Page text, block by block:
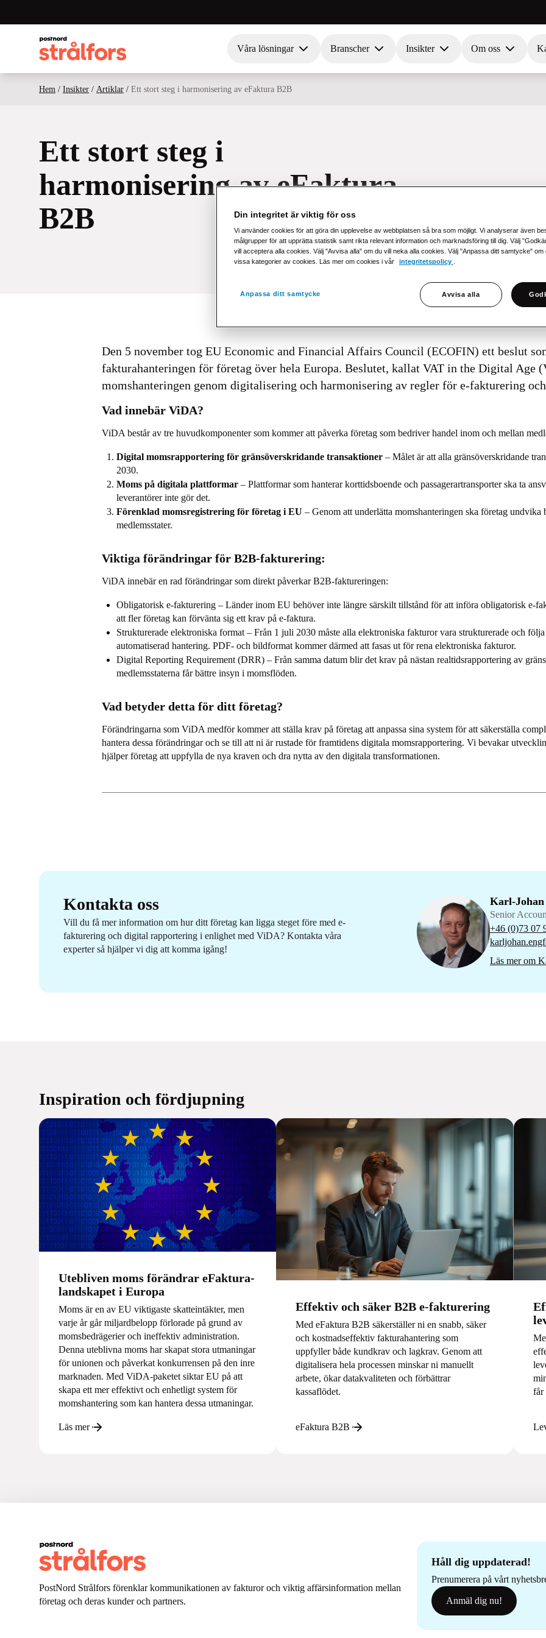
Våra lösningar Branscher Insikter Om oss
Hem / Insikter / Artiklar / Ett stort steg i harmonisering av eFaktura B2B
Ett stort steg i
harmonisering av eFaktura
B2B
Den 5 november tog EU Economic and Financial Affairs Council (ECOFIN) ett beslut
fakturahanteringen för företag över hela Europa. Beslutet, kallat VAT in the Digital
momshanteringen genom digitalisering och harmonisering av regler för e-fakturering
Vad innebär ViDA?
ViDA består av tre huvudkomponenter som kommer att påverka företag som bedriver handel inom och mellan
Digital momsrapportering för gränsöverskridande transaktioner– Målet är att alla gränsöverskridande
2030.
Moms på digitala plattformar – Plattformar som hanterar korttidsboende och passagerartransporter ska ta
leverantörer inte gör det.
Förenklad momsregistrering för företag i EU – Genom att underlätta momshanteringen ska företag
medlemsstater.
Viktiga förändringar för B2B-fakturering:
ViDA innebär en rad förändringar som direkt påverkar B2B-faktureringen:
Obligatorisk e-fakturering – Länder inom EU behöver inte längre särskilt tillstånd för att införa obligatorisk e-
att fler företag kan förvänta sig ett krav på e-faktura.
Strukturerade elektroniska format – Från 1 juli 2030 måste alla elektroniska fakturor vara strukturerade och
automatiserad hantering. PDF- och bildformat kommer därmed att fasas ut för rena elektroniska fakturor.
Digital Reporting Requirement (DRR) – Från samma datum blir det krav på nästan realtidsrapportering av
medlemsstaterna får bättre insyn i momsflöden.
Vad betyder detta för ditt företag?
Förändringarna som ViDA medför kommer att ställa krav på företag att anpassa sina system för att säkerställa
hantera dessa förändringar och se till att ni är rustade för framtidens digitala momsrapportering. Vi bevakar
hjälper företag att uppfylla de nya kraven och dra nytta av den digitala transformationen.
Kontakta oss
Vill du få mer information om hur ditt företag kan ligga steget före med e-
fakturering och digital rapportering i enlighet med ViDA? Kontakta våra
experter så hjälper vi dig att komma igång!
Karl-
Senior
+46 (0)73 07
Läs mer om
Inspiration och fördjupning
Utebliven moms förändrar eFaktura-
landskapet i Europa
Moms är en av EU viktigaste skatteintäkter, men
varje år går miljardbelopp förlorade på grund av
momsbedrägerier och ineffektiv administration.
Denna uteblivna moms har skapat stora utmaningar
för unionen och påverkat konkurrensen på den inre
marknaden. Med ViDA-paketet siktar EU på att
skapa ett mer effektivt och enhetligt system för
momshantering som kan hantera dessa utmaningar.
Läs mer
Effektiv och säker B2B e-fakturering
Med eFaktura B2B säkerställer ni en snabb, säker
och kostnadseffektiv fakturahantering som
uppfyller både kundkrav och lagkrav. Genom att
digitalisera hela processen minskar ni manuellt
arbete, ökar datakvaliteten och förbättrar
kassaflödet.
eFaktura B2B
får
PostNord Strålfors förenklar kommunikationen av fakturor och viktig affärsinformation mellan
företag och deras kunder och partners.
Håll dig uppdaterad!
Prenumerera på vårt
Anmäl dig nu!
Din integritet är viktig för oss
Vi använder cookies för att göra din upplevelse av webbplatsen så bra som möjligt. Vi analyserar även
målgrupper för att upprätta statistik samt rikta relevant information och marknadsföring till dig. Välj
vill acceptera alla cookies. Välj "Avvisa alla" om du vill neka alla cookies. Välj "Anpassa ditt samtycke" om
vissa kategorier av cookies. Läs mer om cookies i vår
integritetspolicy
Anpassa ditt samtycke Avvisa alla